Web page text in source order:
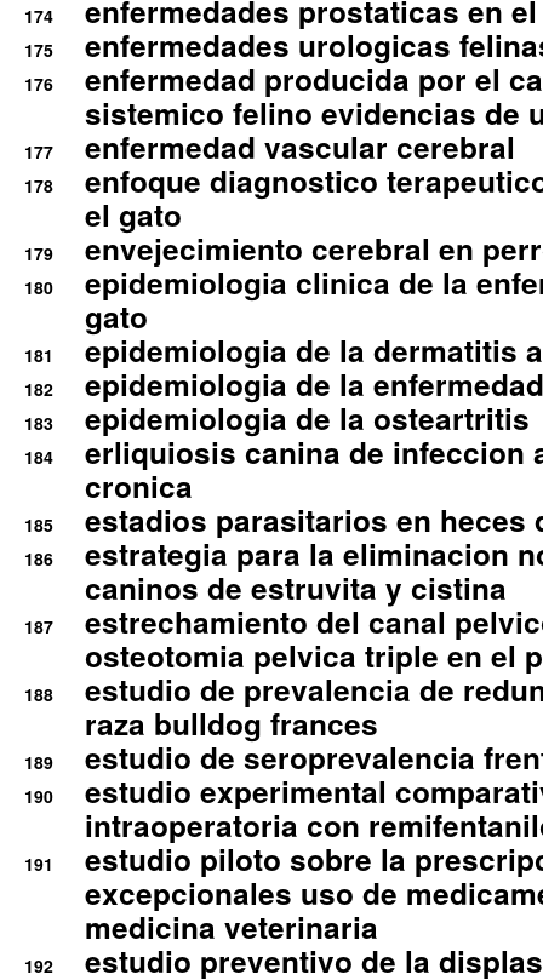
174 enfermedades prostaticas en
175 enfermedades urologicas
176
enfermedad producida por el
sistemico felino evidencias de
177 enfermedad vascular cerebral
178
enfoque diagnostico
el gato
179 envejecimiento cerebral en
180
epidemiologia clinica de la
gato
181 epidemiologia de la dermatitis
182 epidemiologia de la
183 epidemiologia de la osteartritis
184
erliquiosis canina de infeccion
cronica
185 estadios parasitarios en heces
186
estrategia para la eliminacion
caninos de estruvita y cistina
187
estrechamiento del canal
osteotomia pelvica triple en el
188
estudio de prevalencia de
raza bulldog frances
189 estudio de seroprevalencia
190
estudio experimental
intraoperatoria con
191
estudio piloto sobre la
excepcionales uso de
medicina veterinaria
192
estudio preventivo de la